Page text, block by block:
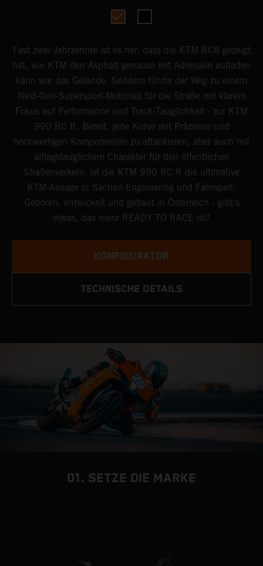
Fast zwei Jahrzehnte ist es her, dass die KTM RC8 gezeigt
hat, wie KTM den Asphalt genauso mit Adrenalin aufladen
kann wie das Gelände. Seitdem führte der Weg zu einem
Next-Gen-Supersport-Motorrad für die Straße mit klarem
Fokus auf Performance und Track-Tauglichkeit - zur KTM
990 RC R. Bereit, jede Kurve mit Präzision und
hochwertigen Komponenten zu attackieren, aber auch mit
alltagstauglichem Charakter für den öffentlichen
Straßenverkehr, ist die KTM 990 RC R die ultimative
KTM-Ansage in Sachen Engineering und Fahrspaß.
Geboren, entwickelt und gebaut in Österreich - gibt's
etwas, das mehr READY TO RACE ist?
KONFIGURATOR
TECHNISCHE DETAILS
01. SETZE DIE MARKE